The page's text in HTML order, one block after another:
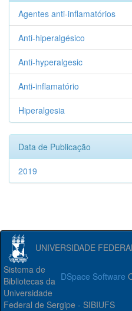
Agentes anti-inflamatórios
Anti-hiperalgésico
Anti-hyperalgesic
Anti-inflamatório
Hiperalgesia
Data de Publicação
2019
UNIVERSIDADE
DSpace Software
Sistema de
Bibliotecas da
Universidade
Federal de Sergipe - SIBIUFS